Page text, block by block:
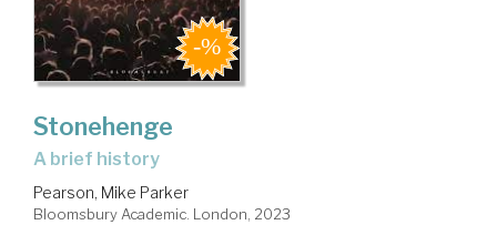
Stonehenge
A brief history
Pearson, Mike Parker
Bloomsbury Academic. London, 2023